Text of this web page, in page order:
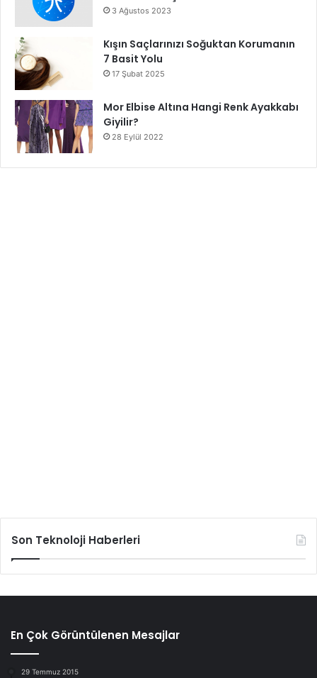
3 Ağustos 2023
Kışın Saçlarınızı Soğuktan Korumanın
7 Basit Yolu
17 Şubat 2025
Mor Elbise Altına Hangi Renk Ayakkabı
Giyilir?
28 Eylül 2022
Son Teknoloji Haberleri
En Çok Görüntülenen Mesajlar
29 Temmuz 2015